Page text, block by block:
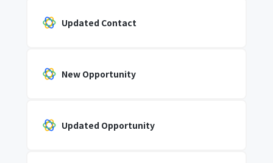
Updated Contact
New Opportunity
Updated Opportunity